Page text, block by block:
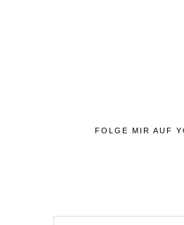
FOLGE MIR AUF